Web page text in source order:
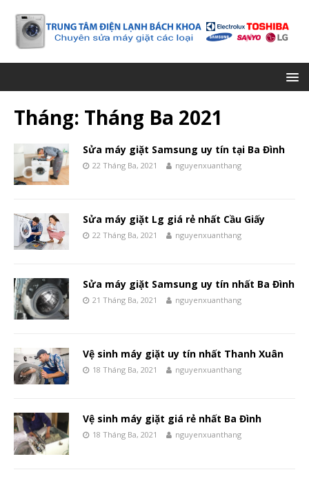
Tháng: Tháng Ba 2021
Sửa máy giặt Samsung uy tín tại Ba Đình
22 Tháng Ba, 2021 nguyenxuanthang
Sửa máy giặt Lg giá rẻ nhất Cầu Giấy
22 Tháng Ba, 2021 nguyenxuanthang
Sửa máy giặt Samsung uy tín nhất Ba Đình
21 Tháng Ba, 2021 nguyenxuanthang
Vệ sinh máy giặt uy tín nhất Thanh Xuân
18 Tháng Ba, 2021 nguyenxuanthang
Vệ sinh máy giặt giá rẻ nhất Ba Đình
18 Tháng Ba, 2021 nguyenxuanthang